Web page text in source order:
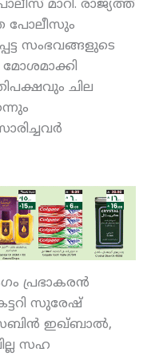
മാറി. രാജ്യത്ത്
പോലീസും
സംഭവങ്ങളുടെ
ചില
പ്രഭാകരന്‍
സുരേഷ്
ഇഖ്ബാല്‍,
സഹ